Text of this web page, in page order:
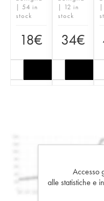
| 54 in
stock
18€
| 12 in
stock
34€
Accesso
alle statistiche e